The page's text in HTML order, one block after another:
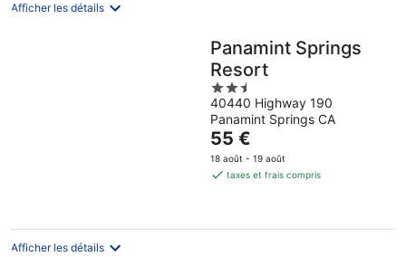
Afficher les détails
Panamint Springs
Resort
2.5
out
of
5
40440 Highway 190
Panamint Springs CA
Le
prix
est
par
55 €
18 août - 19 août
taxes et frais compris
Afficher les détails